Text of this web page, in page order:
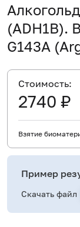
(ADH1B).
G143A
Cтоимость:
2740 ₽
Взятие
Пример
Скачать файл